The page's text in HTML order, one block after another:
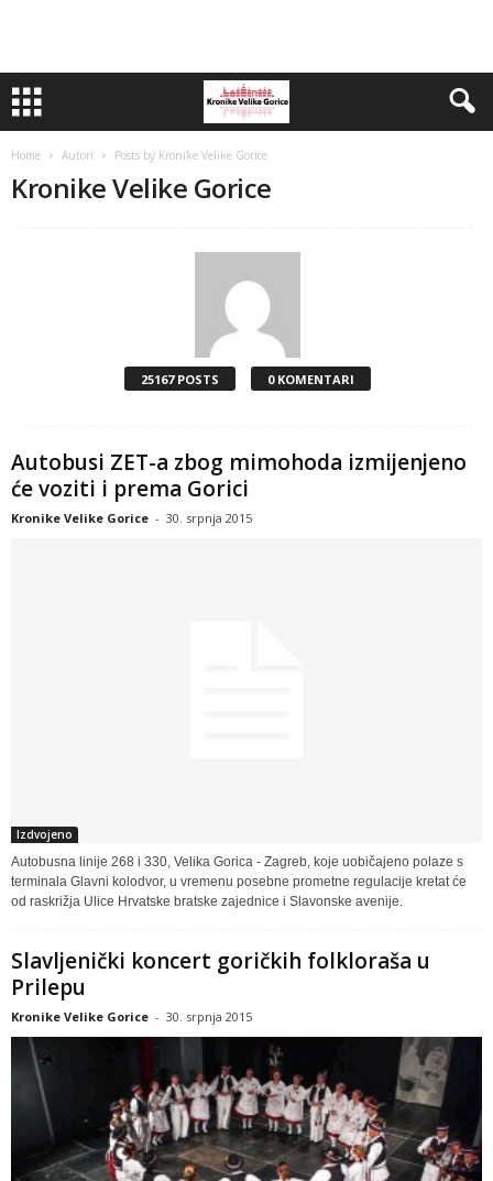
Home Autori Posts by Kronike Velike Gorice
Kronike Velike Gorice
25167 POSTS 0 KOMENTARI
Autobusi ZET-a zbog mimohoda izmijenjeno
će voziti i prema Gorici
Kronike Velike Gorice - 30. srpnja 2015
Izdvojeno
Autobusna linije 268 i 330, Velika Gorica - Zagreb, koje uobičajeno polaze s
terminala Glavni kolodvor, u vremenu posebne prometne regulacije kretat će
od raskrižja Ulice Hrvatske bratske zajednice i Slavonske avenije.
Slavljenički koncert goričkih folkloraša u
Prilepu
Kronike Velike Gorice - 30. srpnja 2015